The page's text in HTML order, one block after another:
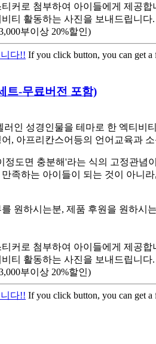
커로 첨부하여 아이들에게 제공합
티 활동하는 사진을 보내드립니다.
부이상 20%할인)
다!! If you click button, you can get a
트-무료버전 포함)
인 성경인물을 테마로 한 엑티
, 아프리칸스어등의 언어교육과
도면 충분해'라는 식의 고정관념
족하는 아이들이 되는 것이 아니
원하시는분, 제품 후원을 원하시
커로 첨부하여 아이들에게 제공합
티 활동하는 사진을 보내드립니다.
부이상 20%할인)
다!! If you click button, you can get a